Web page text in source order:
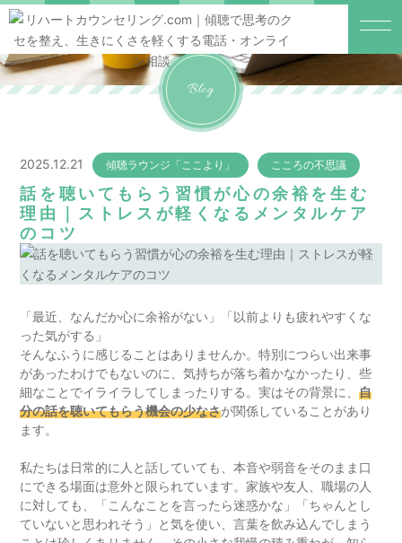
Blog
2025.12.21 傾聴ラウンジ「ここより」 こころの不思議
話を聴いてもらう習慣が心の余裕を生む
理由｜ストレスが軽くなるメンタルケア
のコツ
「最近、なんだか心に余裕がない」「以前よりも疲れやすくな
った気がする」
そんなふうに感じることはありませんか。特別につらい出来事
があったわけでもないのに、気持ちが落ち着かなかったり、些
細なことでイライラしてしまったりする。実はその背景に、自
分の話を聴いてもらう機会の少なさが関係していることがあり
ます。
私たちは日常的に人と話していても、本音や弱音をそのまま口
にできる場面は意外と限られています。家族や友人、職場の人
に対しても、「こんなことを言ったら迷惑かな」「ちゃんとし
ていないと思われそう」と気を使い、言葉を飲み込んでしまう